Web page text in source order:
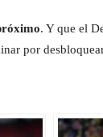
. Y que el
por